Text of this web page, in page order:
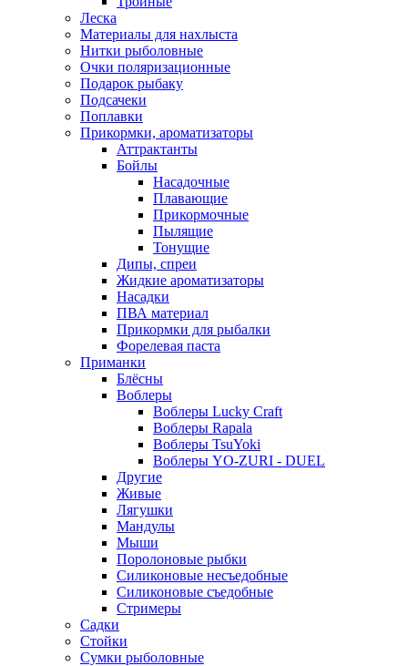
Леска
Материалы для нахлыста
Нитки рыболовные
Очки поляризационные
Подарок рыбаку
Подсачеки
Поплавки
Прикормки, ароматизаторы
Аттрактанты
Бойлы
Насадочные
Плавающие
Прикормочные
Пылящие
Тонущие
Дипы, спреи
Жидкие ароматизаторы
Насадки
ПВА материал
Прикормки для рыбалки
Форелевая паста
Приманки
Блёсны
Воблеры
Воблеры Lucky Craft
Воблеры Rapala
Воблеры TsuYoki
Воблеры YO-ZURI - DUEL
Другие
Живые
Лягушки
Мандулы
Мыши
Поролоновые рыбки
Силиконовые несъедобные
Силиконовые съедобные
Стримеры
Садки
Стойки
Сумки рыболовные